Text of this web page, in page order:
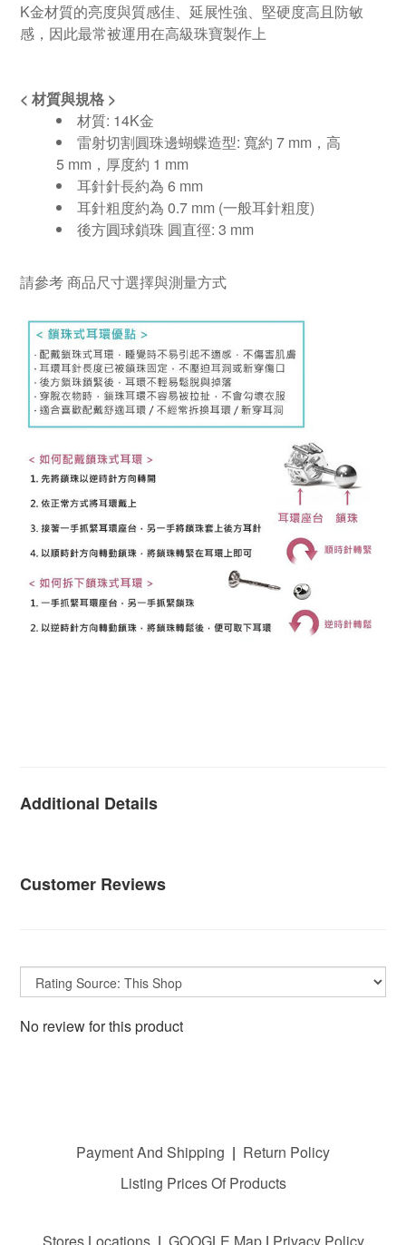
K金材質的亮度與質感佳、延展性強、堅硬度高且防敏
感，因此最常被運用在高級珠寶製作上
< 材質與規格 >
材質: 14K金
雷射切割圓珠邊蝴蝶造型: 寬約 7 mm，高
5 mm ，厚度約 1 mm
耳針針長約為 6 mm
耳針粗度約為 0.7 mm (一般耳針粗度)
後方圓球鎖珠 圓直徑: 3 mm
請參考商品尺寸選擇與測量方式
Additional Details
Customer Reviews
No review for this product
Payment And Shipping | Return Policy
Listing Prices Of Products
Stores Locations | GOOGLE Map | Privacy Policy